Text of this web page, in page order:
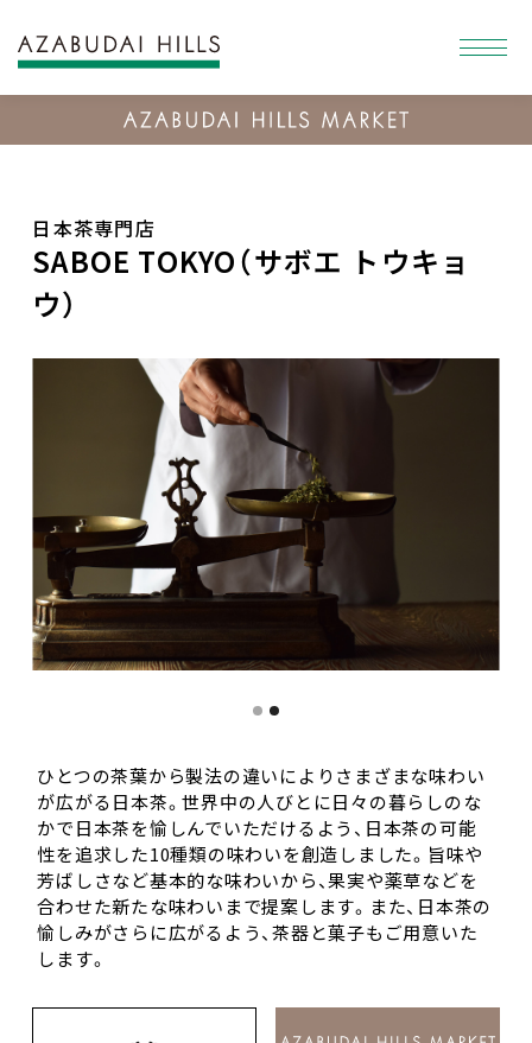
日本茶専門店
SABOE TOKYO（サボエ トウキョ
ウ）
ひとつの茶葉から製法の違いによりさまざまな味わい
が広がる日本茶。世界中の人びとに日々の暮らしのな
かで日本茶を愉しんでいただけるよう、日本茶の可能
性を追求した10種類の味わいを創造しました。旨味や
芳ばしさなど基本的な味わいから、果実や薬草などを
合わせた新たな味わいまで提案します。また、日本茶の
愉しみがさらに広がるよう、茶器と菓子もご用意いた
します。